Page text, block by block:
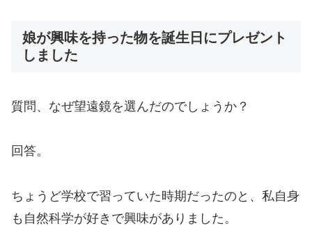
娘が興味を持った物を誕生日にプレゼント
しました
質問、なぜ望遠鏡を選んだのでしょうか？
回答。
ちょうど学校で習っていた時期だったのと、私自身
も自然科学が好きで興味がありました。